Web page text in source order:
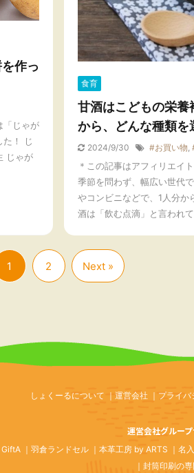
作っ
「じゃが
た！ じ
じゃが
食育
甘酒はこどもの栄
から、どんな種類を
2024/9/30 #お買い物
＊この記事はアフィリエイ
季節を問わず、幅広い世代
やコンビニなどで、1人分か
酒は「飲む点滴」と言われ
1 2 Next »
しょくーるについて 運営会社 プライバ
運営会社グルー
GiftA 羽倉ランドセル 本革工房 by ARTS 名
封筒印刷の